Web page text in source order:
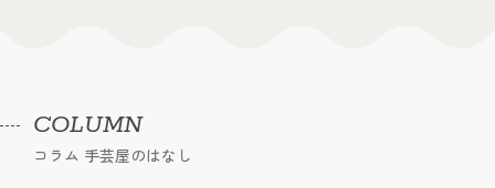
COLUMN
コラム 手芸屋のはなし